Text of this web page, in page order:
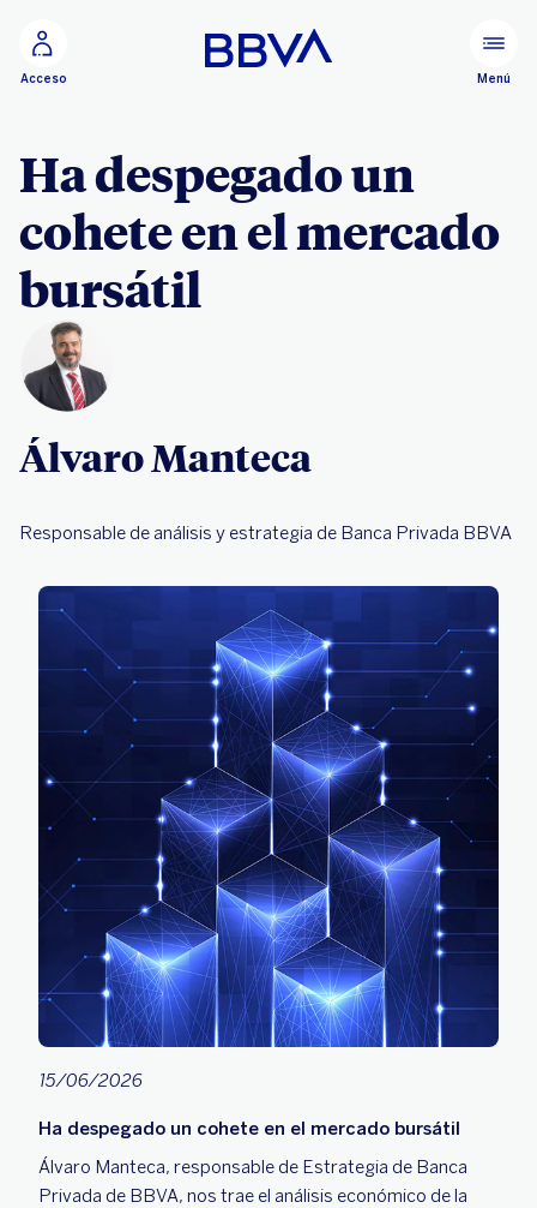
Acceso Menú
Ha despegado un
cohete en el mercado
bursátil
Álvaro Manteca
Responsable de análisis y estrategia de Banca Privada BBVA
15/06/2026
Ha despegado un cohete en el mercado bursátil
Álvaro Manteca, responsable de Estrategia de Banca
Privada de BBVA, nos trae el análisis económico de la